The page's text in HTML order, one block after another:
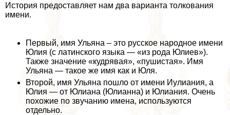
История предоставляет нам два варианта толкования
имени.
Первый, имя Ульяна – это русское народное имени
Юлия (с латинского языка — «из рода Юлиев»).
Также значение «кудрявая», «пушистая». Имя
Ульяна — такое же имя как и Юля.
Второй, имя Ульяна пошло от имени Иулиания, а
Юлия — от Юлиана (Юлианна) и Юлиания. Очень
похожие по звучанию имена, используются
отдельно.